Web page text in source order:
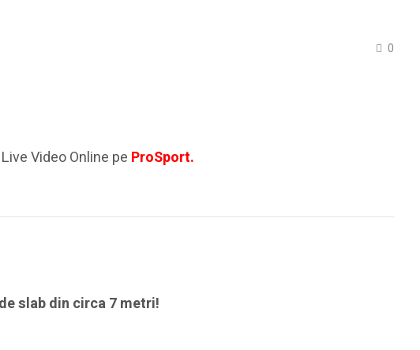
0
Video Online pe ProSport.
slab din circa 7 metri!